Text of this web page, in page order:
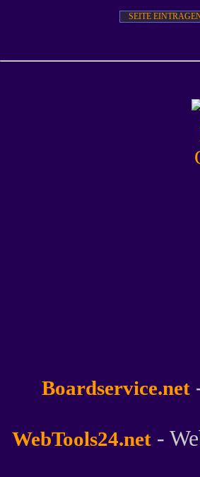
SEITE
Boardservice.net
WebTools24.net -